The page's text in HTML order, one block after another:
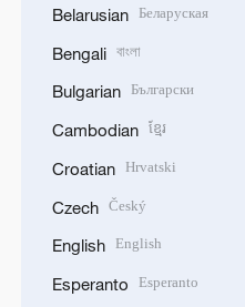
Belarusian Беларуская
Bengali বাংলা
Bulgarian Български
Cambodian ខ្មែរ
Croatian Hrvatski
Czech Český
English English
Esperanto Esperanto